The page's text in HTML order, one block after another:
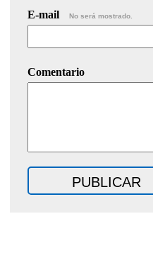
E-mail No será mostrado.
Comentario